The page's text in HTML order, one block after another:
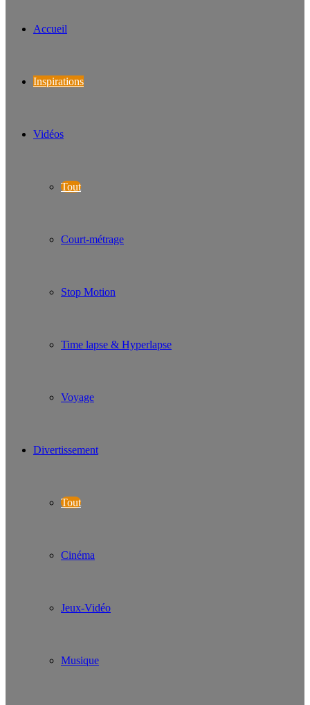
Accueil
Inspirations
Vidéos
Tout
Court-métrage
Stop Motion
Time lapse & Hyperlapse
Voyage
Divertissement
Tout
Cinéma
Jeux-Vidéo
Musique